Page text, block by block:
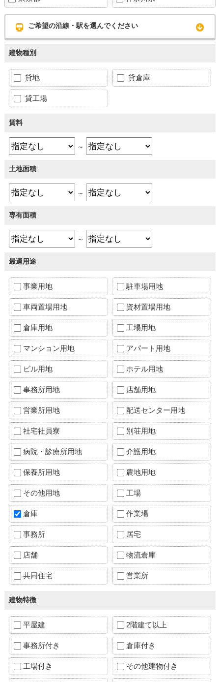
ご希望の沿線・駅を選んでください
建物種別
貸地 貸倉庫
貸工場
賃料
～
土地面積
～
専有面積
～
最適用途
事業用地 駐車場用地
車両置場用地 資材置場用地
倉庫用地 工場用地
マンション用地 アパート用地
ビル用地 ホテル用地
事務所用地 店舗用地
営業所用地 配送センター用地
社宅社員寮 別荘用地
病院・診療所用地 介護用地
保養所用地 農地用地
その他用地 工場
倉庫 作業場
事務所 居宅
店舗 物流倉庫
共同住宅 営業所
建物特徴
平屋建 2階建て以上
事務所付き 倉庫付き
工場付き その他建物付き